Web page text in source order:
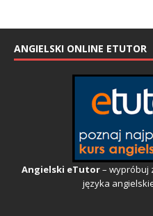
ANGIELSKI ONLINE ETUTOR
Angielski eTutor– wypróbuj
języka